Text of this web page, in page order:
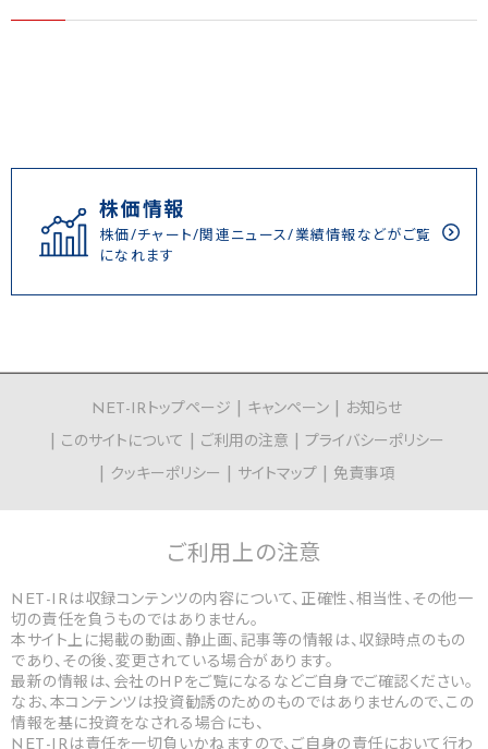
株価情報
株価/チャート/関連ニュース/業績情報などがご覧
になれます
NET-IRトップページ キャンペーン
お知らせ
このサイトについて
ご利用の注意
プライバシーポリシー
クッキーポリシー
サイトマップ 免責事項
ご利用上の注意
NET-IRは収録コンテンツの内容について、正確性、相当性、その他一
切の責任を負うものではありません。
本サイト上に掲載の動画、静止画、記事等の情報は、収録時点のもの
であり、その後、変更されている場合があります。
最新の情報は、会社のHPをご覧になるなどご自身でご確認ください。
なお、本コンテンツは投資勧誘のためのものではありませんので、この
情報を基に投資をなされる場合にも、
NET-IRは責任を一切負いかねますので、ご自身の責任において行わ